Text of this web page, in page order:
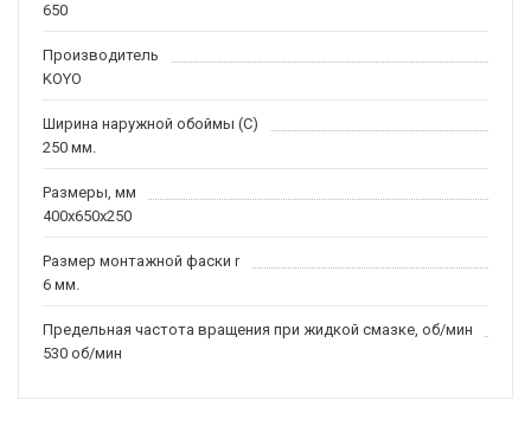
650
Производитель
KOYO
Ширина наружной обоймы (C)
250 мм.
Размеры, мм
400x650x250
Размер монтажной фаски r
6 мм.
Предельная частота вращения при жидкой смазке, об/мин
530 об/мин